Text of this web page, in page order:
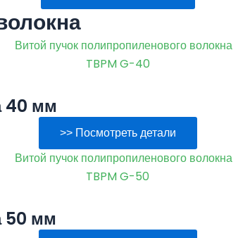
40 мм
>> Посмотреть детали
50 мм